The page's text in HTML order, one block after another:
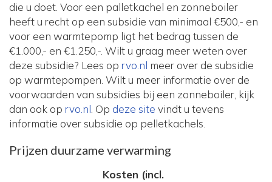
die u doet. Voor een palletkachel en zonneboiler
heeft u recht op een subsidie van minimaal €500,- en
voor een warmtepomp ligt het bedrag tussen de
€1.000,- en €1.250,-. Wilt u graag meer weten over
deze subsidie? Lees op rvo.nl meer over de subsidie
op warmtepompen. Wilt u meer informatie over de
voorwaarden van subsidies bij een zonneboiler, kijk
dan ook op rvo.nl. Op deze site vindt u tevens
informatie over subsidie op pelletkachels.
Prijzen duurzame verwarming
Kosten (incl.